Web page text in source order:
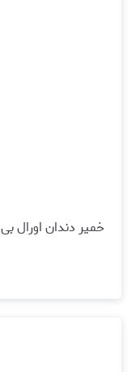
خمیر دندان اورال بی 123 مدل Extra Fresh حجم 100 میل